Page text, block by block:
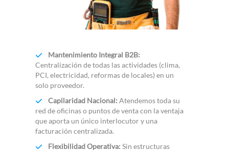
Mantenimiento Integral B2B:
Centralización de todas las actividades (clima,
PCI, electricidad, reformas de locales) en un
solo proveedor.
Capilaridad Nacional: Atendemos toda su
red de oficinas o puntos de venta con la ventaja
que aporta un único interlocutor y una
facturación centralizada.
Flexibilidad Operativa: Sin estructuras